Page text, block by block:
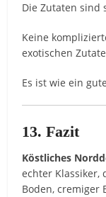
Die Zutaten sind
Keine
exotischen
Es ist wie ein
13. Fazit
Köstliches
echter Klassiker,
Boden, cremiger